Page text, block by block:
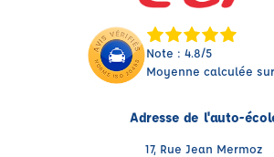
Note : 4.8/5
Moyenne calculée
Adresse de l'auto-
17, Rue Jean Mermoz